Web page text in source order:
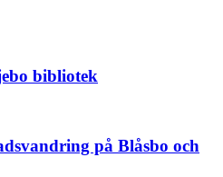
bibliotek
på Blåsbo och